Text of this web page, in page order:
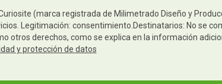
(marca registrada de Milimetrado Diseño y
Legitimación: consentimiento.Destinatarios: No se
otros derechos, como se explica en la información
y protección de datos